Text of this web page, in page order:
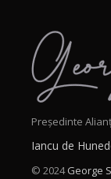
Președinte
Iancu de
© 2024George